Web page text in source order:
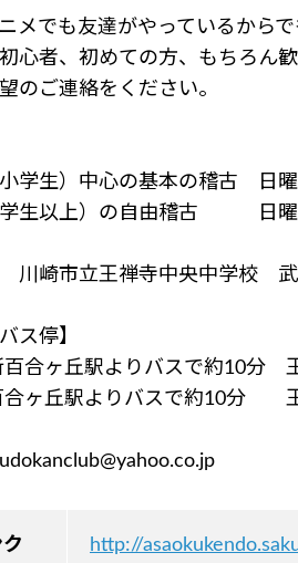
メでも友達がやっているからで
心者、初めての方、もちろん歓
のご連絡をください。
学生）中心の基本の稽古 日
学生以上）の自由稽古 日曜
川崎市立王禅寺中央中学校
ス停】
百合ヶ丘駅よりバスで約10分
合ヶ丘駅よりバスで約10分
http://